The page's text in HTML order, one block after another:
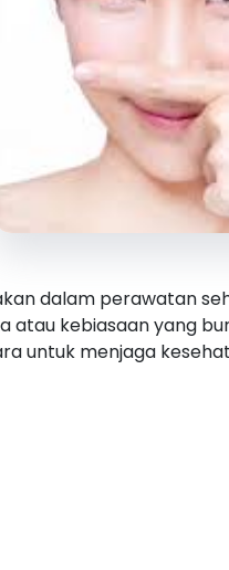
dalam perawatan
atau kebiasaan yang
untuk menjaga